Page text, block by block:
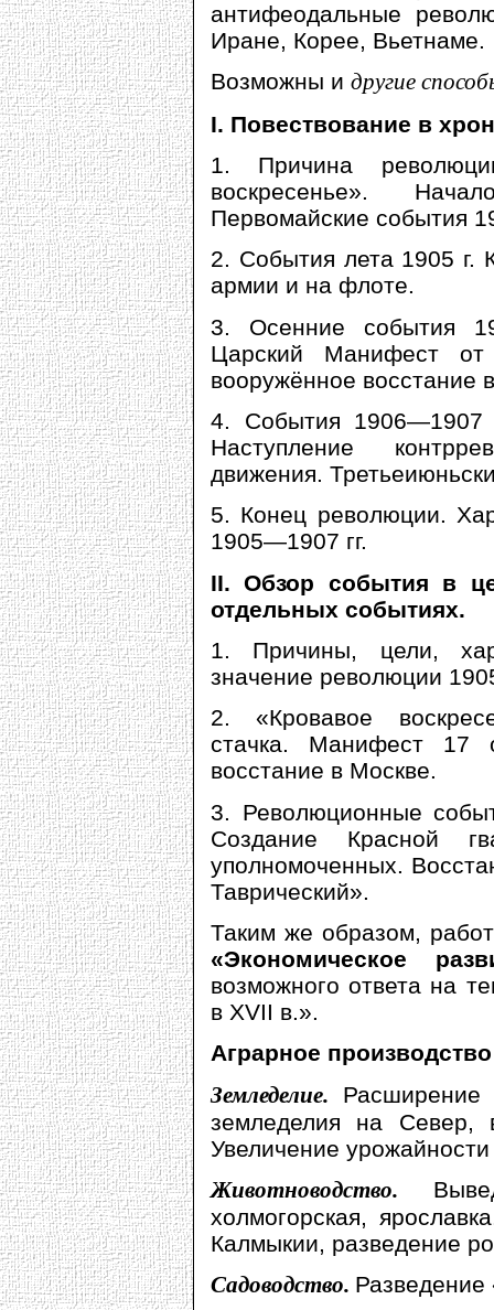
антифеодальные
Иране, Корее, Вьетнаме.
Возможны и другие
I. Повествование в
1. Причина
воскресенье».
Первомайские события
2. События лета 1905 г.
армии и на флоте.
3. Осенние события
Царский Манифест от
вооружённое восстание
4. События
Наступление
движения.
5. Конец революции.
1905—1907 гг.
II. Обзор события в
отдельных событиях.
1. Причины, цели,
значение революции
2. «Кровавое
стачка. Манифест 17
восстание в Москве.
3. Революционные
Создание Красной
уполномоченных.
Таврический».
Таким же образом,
«Экономическое
возможного ответа на
в XVII в.».
Аграрное производство
Земледелие.
Расширение
земледелия на
Увеличение
Животноводство.
холмогорская,
Калмыкии, разведение
Садоводство. Разведение